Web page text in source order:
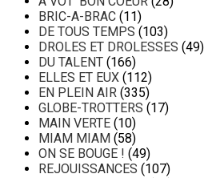
BRIC-A-BRAC (11)
DE TOUS TEMPS (103)
DROLES ET DROLESSES (49)
DU TALENT (166)
ELLES ET EUX (112)
EN PLEIN AIR (335)
GLOBE-TROTTERS (17)
MAIN VERTE (10)
MIAM MIAM (58)
ON SE BOUGE ! (49)
REJOUISSANCES (107)